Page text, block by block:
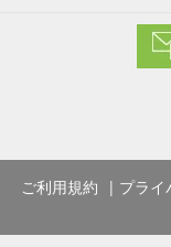
ご利用規約 プライ